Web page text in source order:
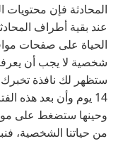
المحادثة فإن محتويات
عند بقية أطراف
الحياة على صفحات
شخصية لا يجب أن
ستظهر لك نافذة تخبرك
14 يوم وأن بعد هذه
وحينها ستضغط على
من حياتنا الشخصية،